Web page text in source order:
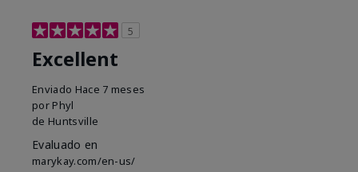
5
Excellent
Enviado Hace 7 meses
por Phyl
de Huntsville
Evaluado en
marykay.com/en-us/